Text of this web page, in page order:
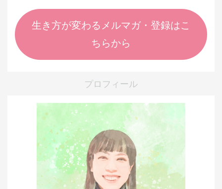
生き方が変わるメルマガ・登録はこ
ちらから
プロフィール